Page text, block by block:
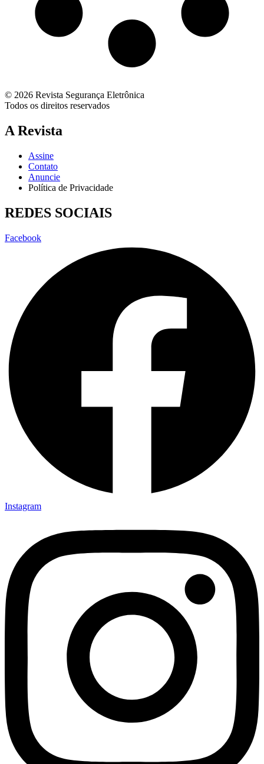
© 2026 Revista Segurança Eletrônica
Todos os direitos reservados
A Revista
Assine
Contato
Anuncie
Política de Privacidade
REDES SOCIAIS
Facebook
Instagram